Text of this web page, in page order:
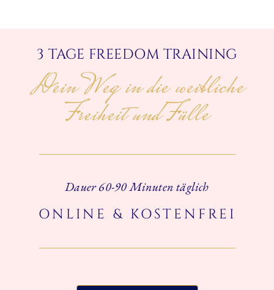
3 TAGE FREEDOM TRAINING
Dein Weg in die weibliche
Freiheit und Fülle
Dauer 60-90 Minuten täglich
ONLINE & KOSTENFREI